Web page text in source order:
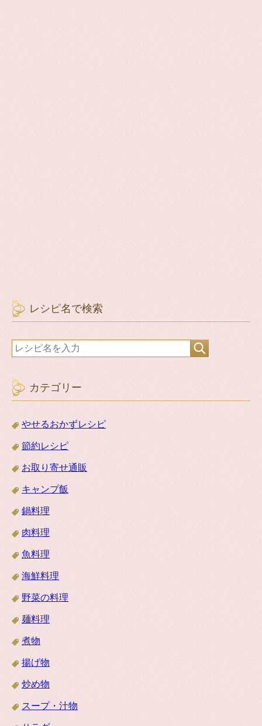
レシピ名で検索
カテゴリー
やせるおかずレシピ
節約レシピ
お取り寄せ通販
キャンプ飯
鍋料理
肉料理
魚料理
海鮮料理
野菜の料理
麺料理
煮物
揚げ物
炒め物
スープ・汁物